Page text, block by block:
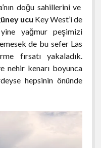
doğu sahillerini ve
ucu Key West’i de
yağmur peşimizi
de bu sefer Las
fırsatı yakaladık.
nehir kenarı boyunca
hepsinin önünde